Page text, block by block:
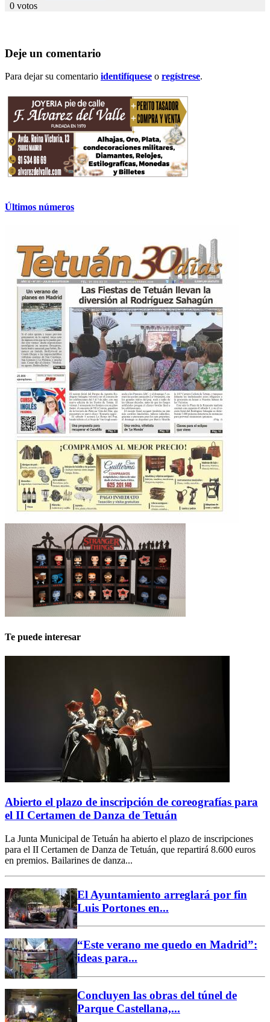
0 votos
Deje un comentario
Para dejar su comentario identifíquese o regístrese.
Últimos números
Te puede interesar
Abierto el plazo de inscripción de coreografías para
el II Certamen de Danza de Tetuán
La Junta Municipal de Tetuán ha abierto el plazo de inscripciones
para el II Certamen de Danza de Tetuán, que repartirá 8.600 euros
en premios. Bailarines de danza...
El Ayuntamiento arreglará por fin
Luis Portones en...
“Este verano me quedo en Madrid”:
ideas para...
Concluyen las obras del túnel de
Parque Castellana,...